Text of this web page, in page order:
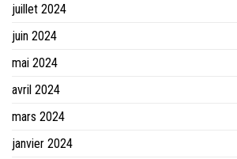
juillet 2024
juin 2024
mai 2024
avril 2024
mars 2024
janvier 2024